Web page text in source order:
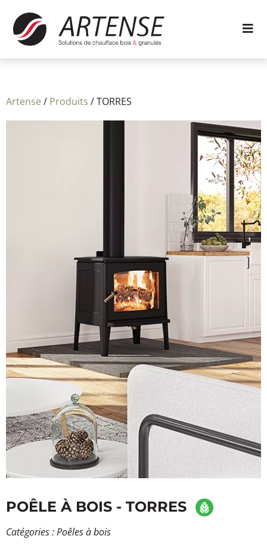
Artense/ Produits /TORRES
POÊLE À BOIS - TORRES
Catégories :Poêles à bois